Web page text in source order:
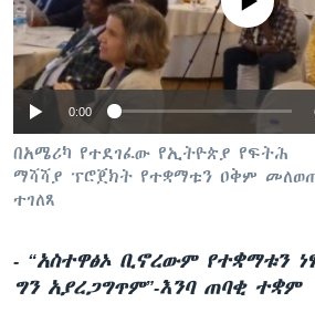
ቋንቋዎች
0:00
በአሜሪካ የተደገፈው የኢትዮጵያ የፍትሕ
ማሻሻያ ፕሮጀክት የተቋማቱን ዐቅም
ተገለጸ
- “አስተዋፅኦ ቢኖረውም የተቋማቱን
ግን አያረጋግጥም”-እንባ ጠባቂ ተቋም